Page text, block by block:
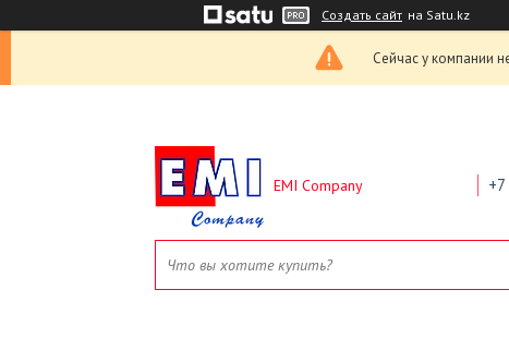
Создать сайт на Satu.kz
Сейчас у компании
EMI Company